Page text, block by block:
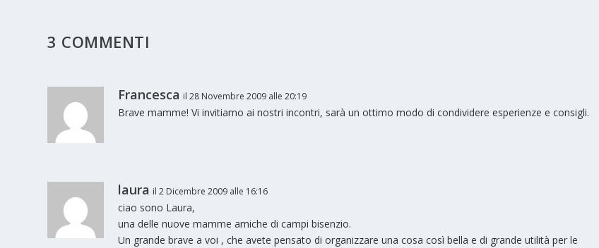
3 COMMENTI
Francesca il 28 Novembre 2009 alle 20:19
Brave mamme! Vi invitiamo ai nostri incontri, sarà un ottimo modo di condividere esperienze e consigli.
laura il 2 Dicembre 2009 alle 16:16
ciao sono Laura,
una delle nuove mamme amiche di campi bisenzio.
Un grande brave a voi , che avete pensato di organizzare una cosa così bella e di grande utilità per le